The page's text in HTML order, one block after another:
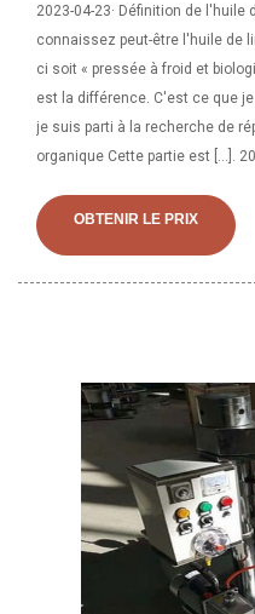
2023-04-23· Définition de
connaissez peut-être l'huile de
ci soit « pressée à froid et
est la différence. C'est ce que
je suis parti à la recherche de
organique Cette partie est […].
chimiques – sans utilisation de
l’alcool. L'huile n'est ni raffinée
OBTENIR LE PRIX